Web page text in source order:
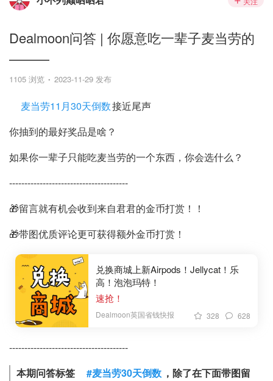
Dealmoon问答 | 你愿意吃一辈子麦当劳的
———
1105 浏览 2023-11-29 发布
麦当劳11月30天倒数接近尾声
你抽到的最好奖品是啥？
如果你一辈子只能吃麦当劳的一个东西，你会选什么？
---------------------------------------
🎁留言就有机会收到来自君君的金币打赏！！
🎁带图优质评论更可获得额外金币打赏！
兑换商城上新Airpods！Jellycat！乐
高！泡泡玛特！
速抢！
Dealmoon英国省钱快报 328 628
---------------------------------------
本期问答标签
#麦当劳30天倒数 ，除了在下面带图留